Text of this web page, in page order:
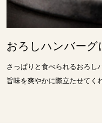
おろしハンバー
さっぱりと食べられるおろし
旨味を爽やかに際立たせてく